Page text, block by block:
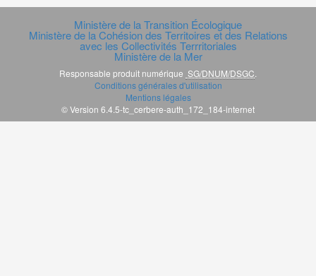
Ministère de la Transition Écologique
Ministère de la Cohésion des Territoires et des Relations
avec les Collectivités Terrritoriales
Ministère de la Mer
Responsable produit numérique SG/DNUM/DSGC.
Conditions générales d'utilisation
Mentions légales
© Version 6.4.5-tc_cerbere-auth_172_184-internet